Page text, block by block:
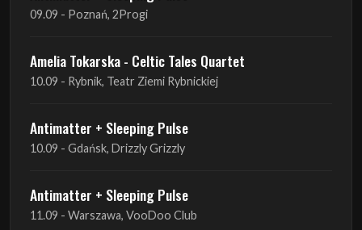
10.09 - Rybnik, Teatr Ziemi Rybnickiej
Antimatter + Sleeping Pulse
Antimatter + Sleeping Pulse
11.09 - Warszawa, VooDoo Club
Antimatter + Sleeping Pulse
12.09 - Kraków, Hype Park